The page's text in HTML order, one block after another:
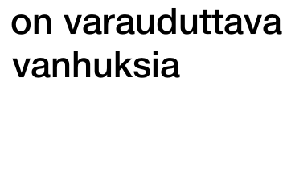
varauduttava
vanhuksia